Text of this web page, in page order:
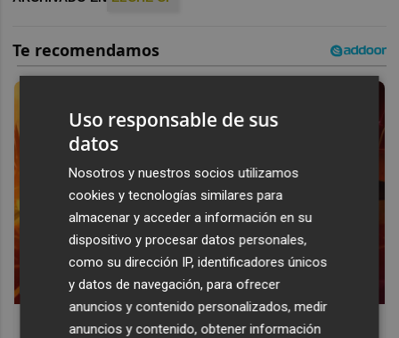
Corepunk MMORPG
Uso responsable de sus
datos
Nosotros y nuestros socios utilizamos
cookies y tecnologías similares para
almacenar y acceder a información en su
dispositivo y procesar datos personales,
como su dirección IP, identificadores únicos
y datos de navegación, para ofrecer
anuncios y contenido personalizados, medir
anuncios y contenido, obtener información